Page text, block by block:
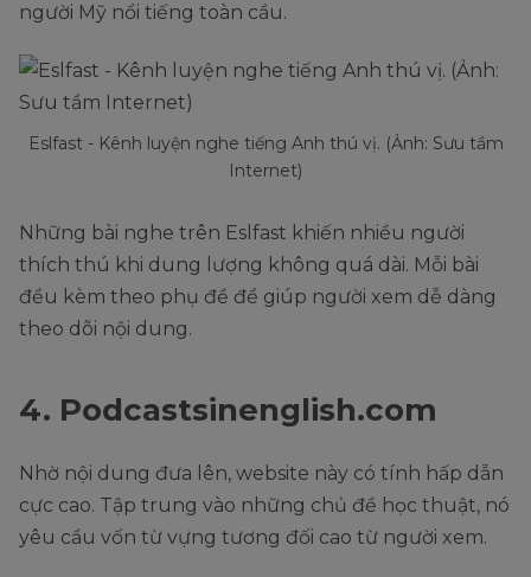
người Mỹ nổi tiếng toàn cầu.
Eslfast - Kênh luyện nghe tiếng Anh thú vị. (Ảnh: Sưu tầm
Internet)
Những bài nghe trên Eslfast khiến nhiều người
thích thú khi dung lượng không quá dài. Mỗi bài
đều kèm theo phụ đề để giúp người xem dễ dàng
theo dõi nội dung.
4. Podcastsinenglish.com
Nhờ nội dung đưa lên, website này có tính hấp dẫn
cực cao. Tập trung vào những chủ đề học thuật, nó
yêu cầu vốn từ vựng tương đối cao từ người xem.